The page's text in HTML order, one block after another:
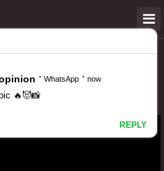
АКТ И КОНЧИТ
ЭЙМС В ОДНОЙ